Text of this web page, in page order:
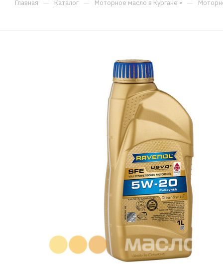
Главная — Каталог — Моторное масло в Кургане —